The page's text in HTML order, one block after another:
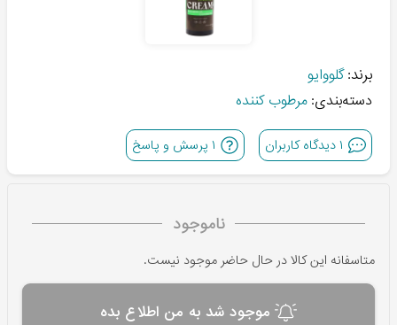
برند: گلووایو
دسته‌بندی: مرطوب کننده
۱دیدگاه کاربران ۱ پرسش و پاسخ
ناموجود
متاسفانه این کالا در حال حاضر موجود نیست.
موجود شد به من اطلاع بده